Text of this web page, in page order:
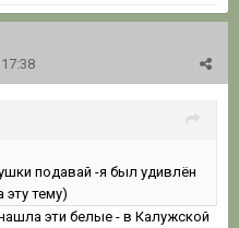
подавай -я был удивлён
эту тему)
эти белые - в Калужской